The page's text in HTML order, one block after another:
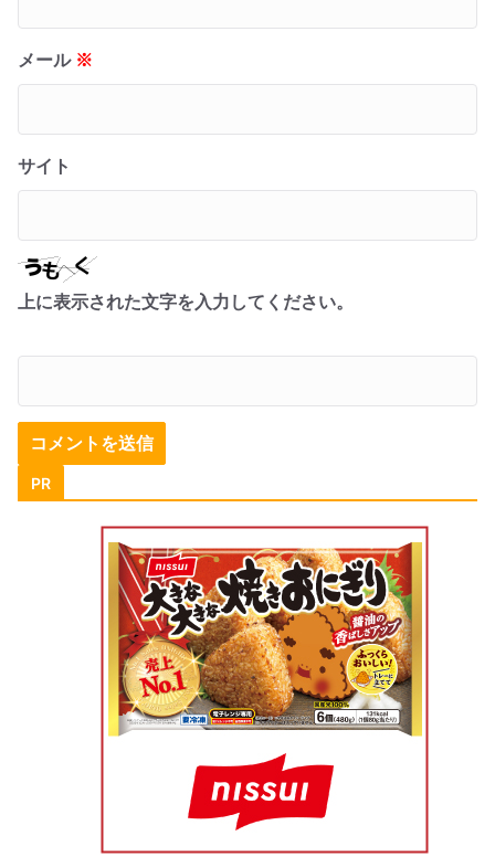
メール ※
サイト
上に表示された文字を入力してください。
PR